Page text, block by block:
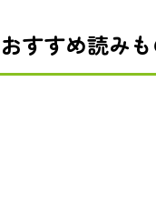
おすすめ読み